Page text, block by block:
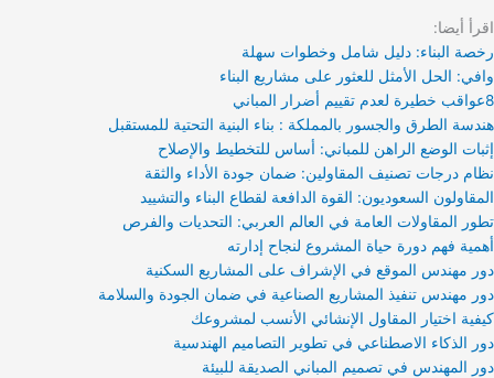
اقرأ أيضا:
رخصة البناء: دليل شامل وخطوات سهلة
وافي: الحل الأمثل للعثور على مشاريع البناء
8عواقب خطيرة لعدم تقييم أضرار المباني
هندسة الطرق والجسور بالمملكة : بناء البنية التحتية للمستقبل
إثبات الوضع الراهن للمباني: أساس للتخطيط والإصلاح
نظام درجات تصنيف المقاولين: ضمان جودة الأداء والثقة
المقاولون السعوديون: القوة الدافعة لقطاع البناء والتشييد
تطور المقاولات العامة في العالم العربي: التحديات والفرص
أهمية فهم دورة حياة المشروع لنجاح إدارته
دور مهندس الموقع في الإشراف على المشاريع السكنية
دور مهندس تنفيذ المشاريع الصناعية في ضمان الجودة والسلامة
كيفية اختيار المقاول الإنشائي الأنسب لمشروعك
دور الذكاء الاصطناعي في تطوير التصاميم الهندسية
دور المهندس في تصميم المباني الصديقة للبيئة